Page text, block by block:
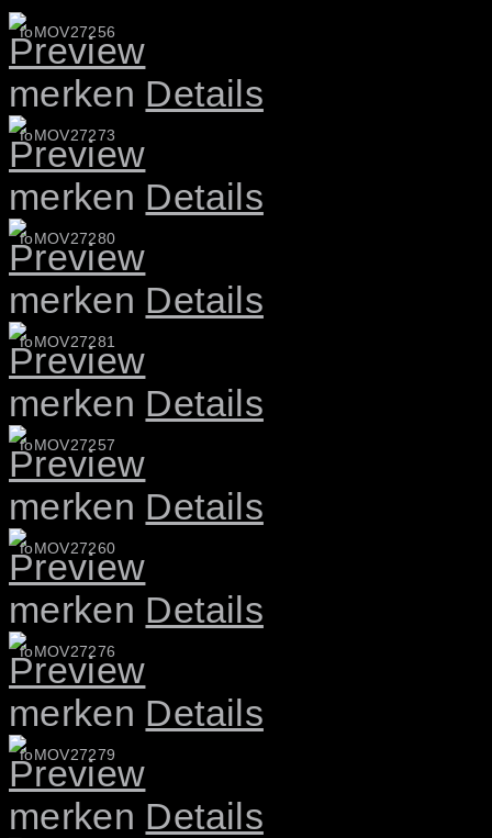
foMOV27256
merken Details
foMOV27273
merken Details
foMOV27280
merken Details
foMOV27281
merken Details
foMOV27257
merken Details
foMOV27260
merken Details
foMOV27276
merken Details
foMOV27279
merken Details